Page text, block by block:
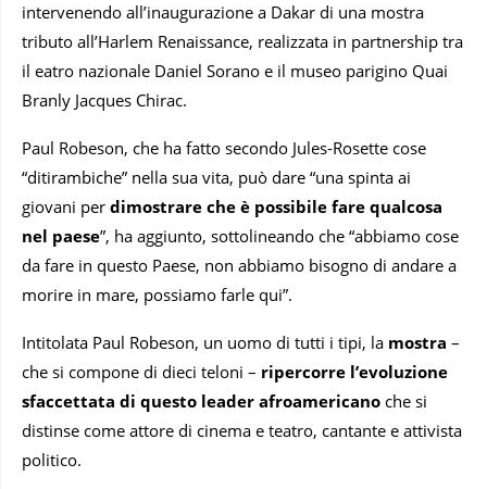
intervenendo all’inaugurazione a Dakar di una mostra
tributo all’Harlem Renaissance, realizzata in partnership tra
il eatro nazionale Daniel Sorano e il museo parigino Quai
Branly Jacques Chirac.
Paul Robeson, che ha fatto secondo Jules-Rosette cose
“ditirambiche” nella sua vita, può dare “una spinta ai
giovani per dimostrare che è possibile fare qualcosa
nel paese”, ha aggiunto, sottolineando che “abbiamo cose
da fare in questo Paese, non abbiamo bisogno di andare a
morire in mare, possiamo farle qui”.
Intitolata Paul Robeson, un uomo di tutti i tipi, la mostra –
che si compone di dieci teloni – ripercorre l’evoluzione
sfaccettata di questo leader afroamericano che si
distinse come attore di cinema e teatro, cantante e attivista
politico.